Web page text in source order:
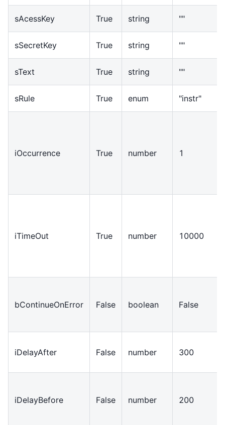
sAcessKey True string ""
sSecretKey True string ""
sText True string ""
sRule True enum "instr"
iOccurrence True number 1
iTimeOut True number 10000
bContinueOnError False boolean False
iDelayAfter False number 300
iDelayBefore False number 200